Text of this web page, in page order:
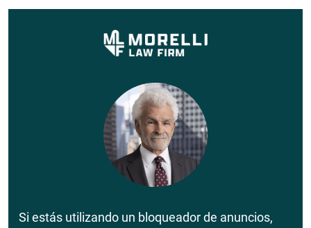
Si estás utilizando un bloqueador de anuncios,